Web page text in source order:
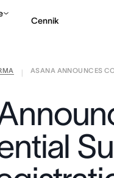
Cennik
ASANA ANNOUNCES